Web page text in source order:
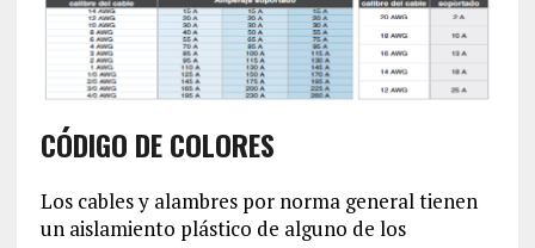
CÓDIGO DE COLORES
Los cables y alambres por norma general tienen
un aislamiento plástico de alguno de los